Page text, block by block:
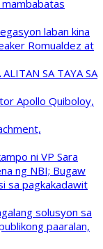
laban kina
Romualdez at
SA TAYA SA
Apollo Quiboloy,
ni VP Sara
ng NBI; Bugaw
sa pagkakadawit
solusyon sa
paaralan,